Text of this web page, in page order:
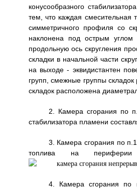
конусообразного
тем, что каждая смесительная
симметричного профиля со
наклонена под острым углом
продольную ось скругления
складки в начальной части
на выходе - эквидистантен
групп, смежные группы
складок расположена
2. Камера сгорания по
стабилизатора пламени
3. Камера сгорания по
топлива на
4. Камера сгорания по